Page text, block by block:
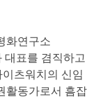
화연구소
대표를 겸직하고
츠워치의 신임
활동가로서 흠잡